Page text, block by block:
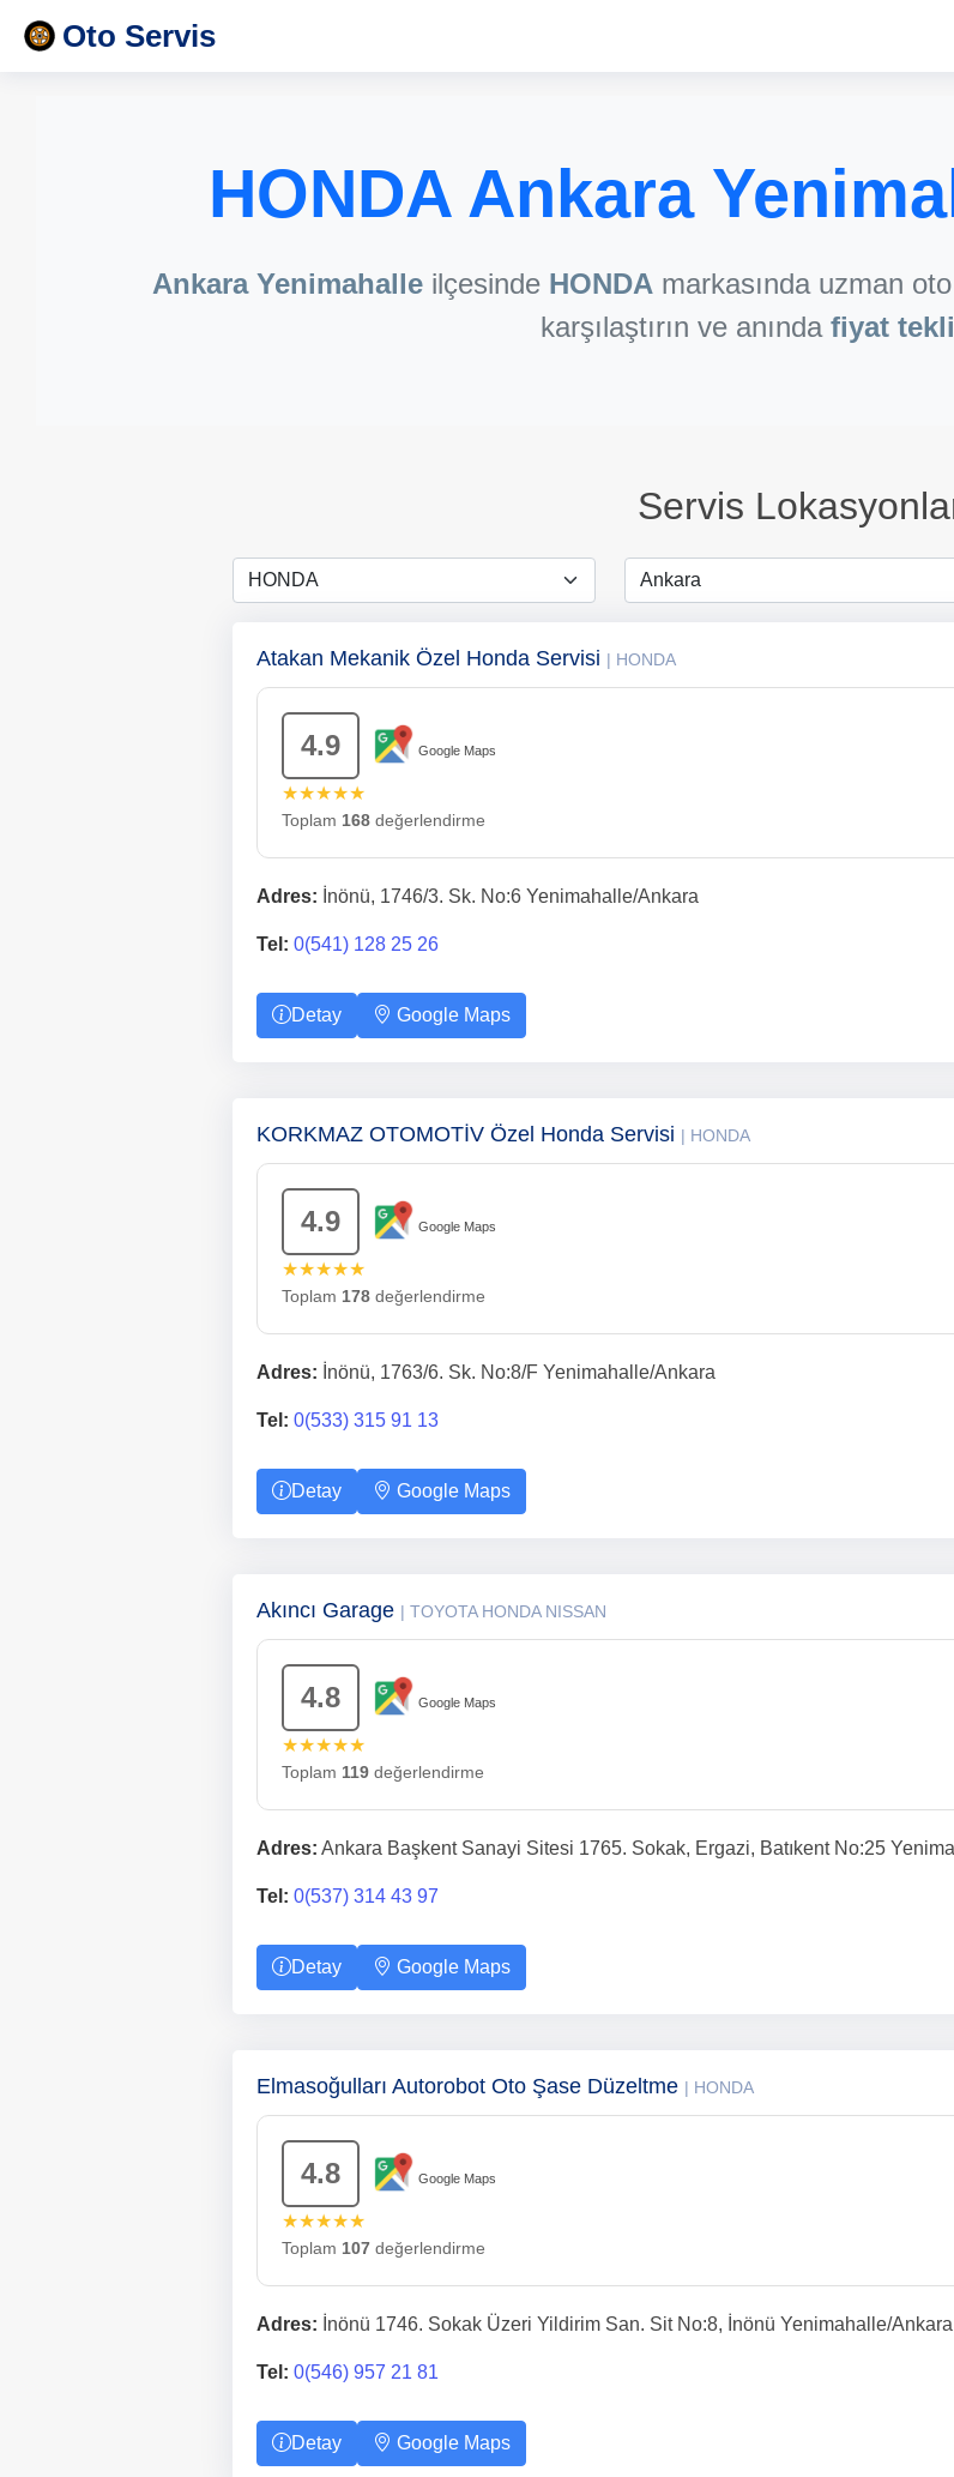
Oto Servis
HONDA Ankara
Ankara Yenimahalle ilçesinde HONDA markasında uzman
karşılaştırın ve anında fiyat
Servis
Atakan Mekanik Özel Honda Servisi | HONDA
4.9 Google Maps
★★★★★
Toplam 168değerlendirme
Adres: İnönü, 1746/3. Sk. No:6 Yenimahalle/Ankara
Tel: 0(541) 128 25 26
Detay Google Maps
KORKMAZ OTOMOTİV Özel Honda Servisi | HONDA
4.9 Google Maps
★★★★★
Toplam 178değerlendirme
Adres: İnönü, 1763/6. Sk. No:8/F Yenimahalle/Ankara
Tel: 0(533) 315 91 13
Detay Google Maps
Akıncı Garage | TOYOTA HONDA NISSAN
4.8 Google Maps
★★★★★
Toplam 119değerlendirme
Adres: Ankara Başkent Sanayi Sitesi 1765. Sokak, Ergazi, Batıkent No:25
Tel: 0(537) 314 43 97
Detay Google Maps
Elmasoğulları Autorobot Oto Şase Düzeltme | HONDA
4.8 Google Maps
★★★★★
Toplam 107değerlendirme
Adres: İnönü 1746. Sokak Üzeri Yildirim San. Sit No:8, İnönü Yenimahalle/Ankara
Tel: 0(546) 957 21 81
Detay Google Maps